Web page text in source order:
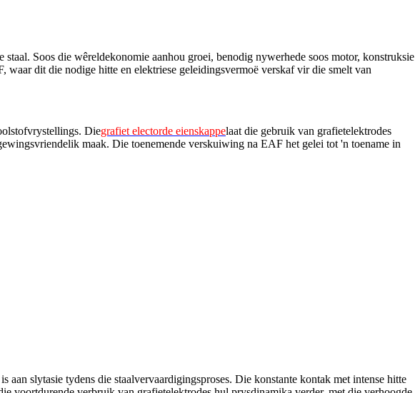
Soos die wêreldekonomie aanhou groei, benodig nywerhede soos motor, konstruksie
dit die nodige hitte en elektriese geleidingsvermoë verskaf vir die smelt van
Diegrafiet electorde eienskappelaat die gebruik van grafietelektrodes
maak. Die toenemende verskuiwing na EAF het gelei tot 'n toename in
slytasie tydens die staalvervaardigingsproses. Die konstante kontak met intense hitte